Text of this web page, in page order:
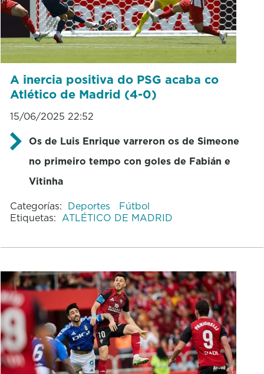
A inercia positiva do PSG acaba co
Atlético de Madrid (4-0)
15/06/2025 22:52
Os de Luis Enrique varreron os de Simeone
no primeiro tempo con goles de Fabián e
Vitinha
Categorías: Deportes
Fútbol
Etiquetas: ATLÉTICO DE MADRID